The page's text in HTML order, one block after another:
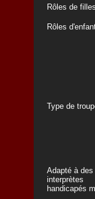
Rôles de
Rôles
Type de
Adapté à des
interprètes
handicapés